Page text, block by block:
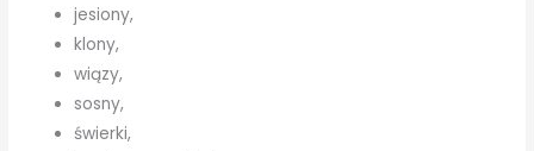
jesiony,
klony,
wiązy,
sosny,
świerki,